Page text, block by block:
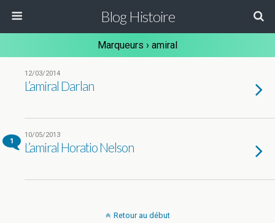
Blog Histoire
Marqueurs › amiral
12/03/2014
L’amiral Darlan
1
10/05/2013
L’amiral Horatio Nelson
Retour au début